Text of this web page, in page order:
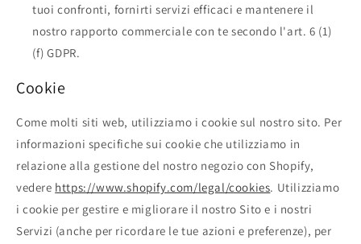
tuoi confronti, fornirti servizi efficaci e mantenere il
nostro rapporto commerciale con te secondo l'art. 6 (1)
(f) GDPR.
Cookie
Come molti siti web, utilizziamo i cookie sul nostro sito. Per
informazioni specifiche sui cookie che utilizziamo in
relazione alla gestione del nostro negozio con Shopify,
vedere https://www.shopify.com/legal/cookies. Utilizziamo
i cookie per gestire e migliorare il nostro Sito e i nostri
Servizi (anche per ricordare le tue azioni e preferenze), per